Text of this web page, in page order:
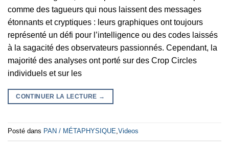
comme des tagueurs qui nous laissent des messages
étonnants et cryptiques : leurs graphiques ont toujours
représenté un défi pour l’intelligence ou des codes laissés
à la sagacité des observateurs passionnés. Cependant, la
majorité des analyses ont porté sur des Crop Circles
individuels et sur les
CONTINUER LA LECTURE →
Posté dans PAN / MÉTAPHYSIQUE,Videos